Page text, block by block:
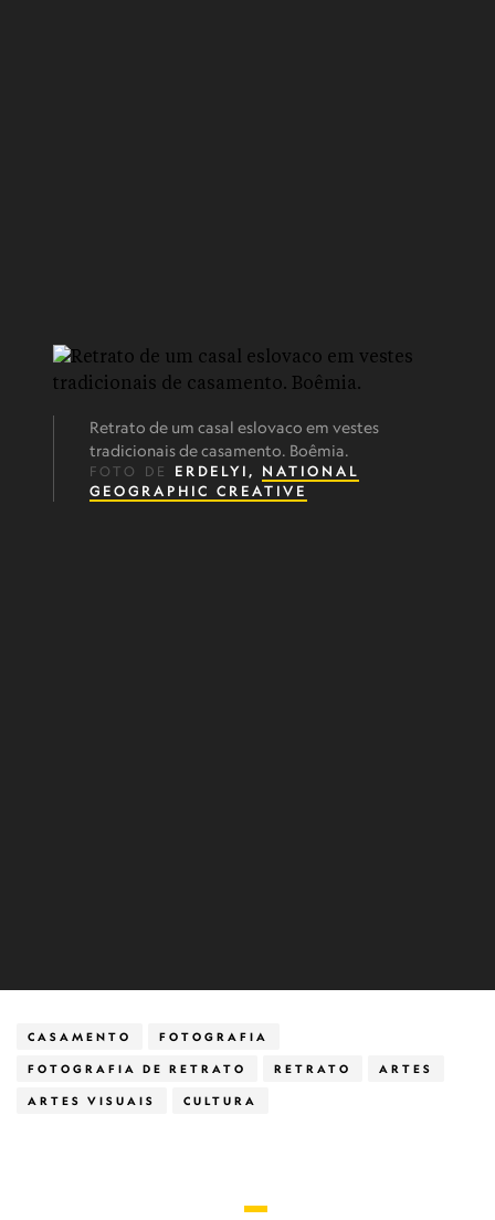
Retrato de um casal eslovaco em vestes
tradicionais de casamento. Boêmia.
FOTO DE ERDELYI, NATIONAL
GEOGRAPHIC CREATIVE
CASAMENTO FOTOGRAFIA
FOTOGRAFIA DE RETRATO RETRATO ARTES
ARTES VISUAIS CULTURA